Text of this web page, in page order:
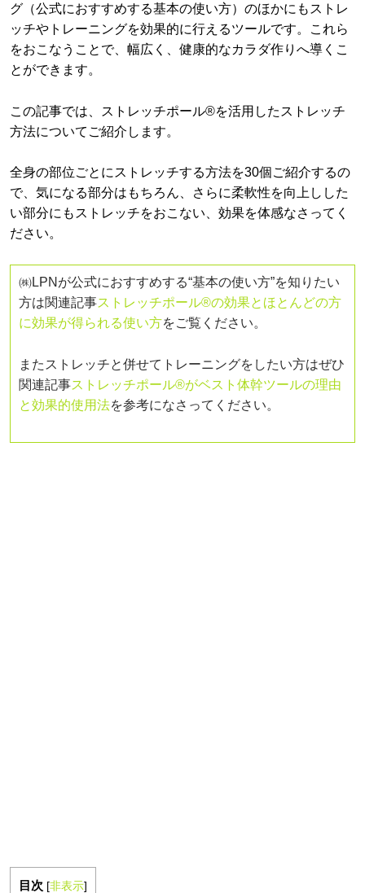
グ（公式におすすめする基本の使い方）のほかにもストレ
ッチやトレーニングを効果的に行えるツールです。これら
をおこなうことで、幅広く、健康的なカラダ作りへ導くこ
とができます。
この記事では、ストレッチポール®を活用したストレッチ
方法についてご紹介します。
全身の部位ごとにストレッチする方法を30個ご紹介するの
で、気になる部分はもちろん、さらに柔軟性を向上しした
い部分にもストレッチをおこない、効果を体感なさってく
ださい。
㈱LPNが公式におすすめする“基本の使い方”を知りたい
方は関連記事ストレッチポール®の効果とほとんどの方
に効果が得られる使い方をご覧ください。
またストレッチと併せてトレーニングをしたい方はぜひ
関連記事ストレッチポール®がベスト体幹ツールの理由
と効果的使用法を参考になさってください。
目次 [非表示]